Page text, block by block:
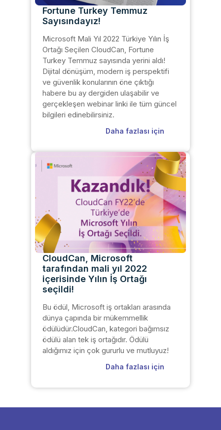
Fortune Turkey Temmuz
Sayısındayız!
Microsoft Mali Yıl 2022 Türkiye Yılın İş
Ortağı Seçilen CloudCan, Fortune
Turkey Temmuz sayısında yerini aldı!
Dijital dönüşüm, modern iş perspektifi
ve güvenlik konularının öne çıktığı
habere bu ay dergiden ulaşabilir ve
gerçekleşen webinar linki ile tüm güncel
bilgileri edinebilirsiniz.
Daha fazlası için
CloudCan, Microsoft
tarafından mali yıl 2022
içerisinde Yılın İş Ortağı
seçildi!
Bu ödül, Microsoft iş ortakları arasında
dünya çapında bir mükemmellik
ödülüdür.CloudCan, kategori bağımsız
ödülü alan tek iş ortağıdır. Ödülü
aldığımız için çok gururlu ve mutluyuz!
Daha fazlası için